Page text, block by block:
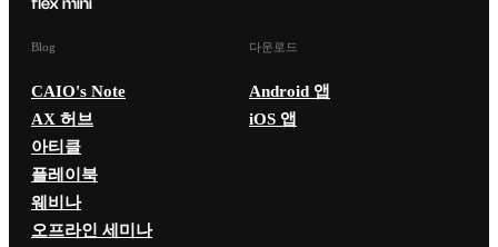
Blog
CAIO's Note
AX 허브
아티클
플레이북
웨비나
오프라인 세미나
다운로드
Android 앱
iOS 앱